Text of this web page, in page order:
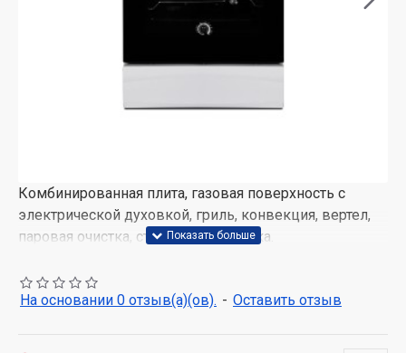
Комбинированная плита, газовая поверхность с
электрической духовкой, гриль, конвекция, вертел,
паровая очистка, стеклянная крышка.
Поверхность: эмаль, 4 газовые конфорки,
электроподжиг кнопкой, газ-контроль,
На основании 0 отзыв(а)(ов). - Оставить отзыв